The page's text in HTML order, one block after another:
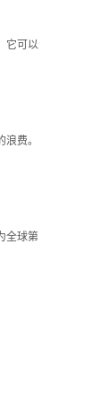
它可以
费。
全球第